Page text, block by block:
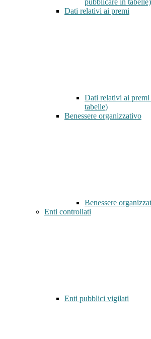
pubblicare in tabelle)
Dati relativi ai premi
Dati relativi ai
tabelle)
Benessere organizzativo
Benessere
Enti controllati
Enti pubblici vigilati